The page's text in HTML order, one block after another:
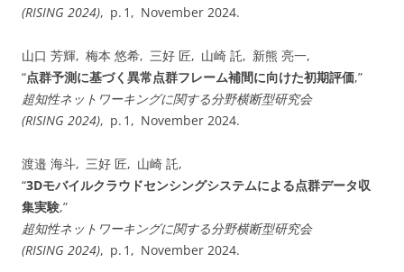
(RISING 2024), p. 1, November 2024.
山口 芳輝, 梅本 悠希, 三好 匠, 山崎 託, 新熊 亮一,
“点群予測に基づく異常点群フレーム補間に向けた初期評価,”
超知性ネットワーキングに関する分野横断型研究会
(RISING 2024), p. 1, November 2024.
渡邉 海斗, 三好 匠, 山崎 託,
“3Dモバイルクラウドセンシングシステムによる点群データ収
集実験,”
超知性ネットワーキングに関する分野横断型研究会
(RISING 2024), p. 1, November 2024.